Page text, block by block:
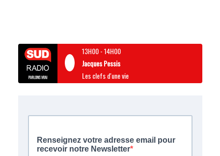
13H00-14H00
Jacques Pessis
Les clefs d'une vie